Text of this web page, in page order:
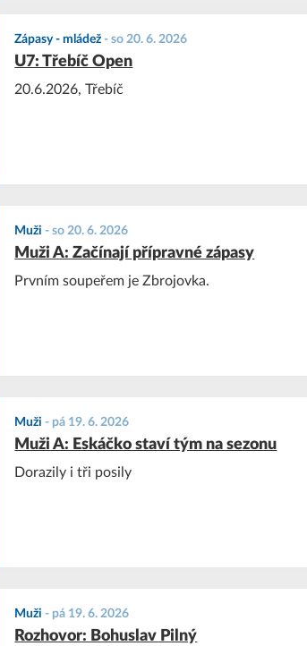
Zápasy - mládež -so 20. 6. 2026
U7: Třebíč Open
20.6.2026, Třebíč
Muži -so 20. 6. 2026
Muži A: Začínají přípravné zápasy
Prvním soupeřem je Zbrojovka.
Muži - pá 19. 6. 2026
Muži A: Eskáčko staví tým na sezonu
Dorazily i tři posily
Muži - pá 19. 6. 2026
Rozhovor: Bohuslav Pilný